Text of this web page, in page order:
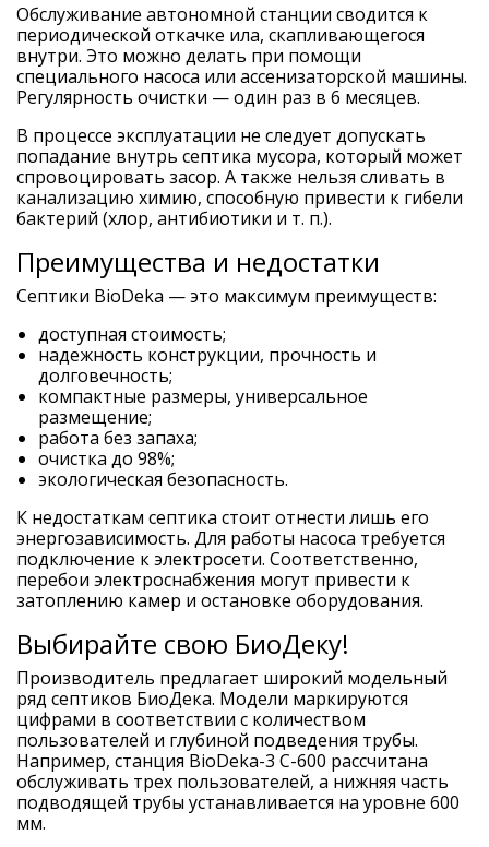
Обслуживание автономной станции сводится к
периодической откачке ила, скапливающегося
внутри. Это можно делать при помощи
специального насоса или ассенизаторской машины.
Регулярность очистки — один раз в 6 месяцев.
В процессе эксплуатации не следует допускать
попадание внутрь септика мусора, который может
спровоцировать засор. А также нельзя сливать в
канализацию химию, способную привести к гибели
бактерий (хлор, антибиотики и т. п.).
Преимущества и недостатки
Септики BioDeka — это максимум преимуществ:
доступная стоимость;
надежность конструкции, прочность и
долговечность;
компактные размеры, универсальное
размещение;
работа без запаха;
очистка до 98%;
экологическая безопасность.
К недостаткам септика стоит отнести лишь его
энергозависимость. Для работы насоса требуется
подключение к электросети. Соответственно,
перебои электроснабжения могут привести к
затоплению камер и остановке оборудования.
Выбирайте свою БиоДеку!
Производитель предлагает широкий модельный
ряд септиков БиоДека. Модели маркируются
цифрами в соответствии с количеством
пользователей и глубиной подведения трубы.
Например, станция BioDeka-3 C-600 рассчитана
обслуживать трех пользователей, а нижняя часть
подводящей трубы устанавливается на уровне 600
мм.